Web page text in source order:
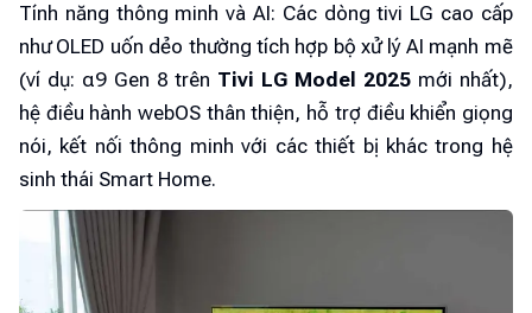
Tính năng thông minh và AI: Các dòng tivi LG cao cấp
như OLED uốn dẻo thường tích hợp bộ xử lý AI mạnh mẽ
(ví dụ: α9 Gen 8 trên Tivi LG Model 2025 mới nhất),
hệ điều hành webOS thân thiện, hỗ trợ điều khiển giọng
nói, kết nối thông minh với các thiết bị khác trong hệ
sinh thái Smart Home.